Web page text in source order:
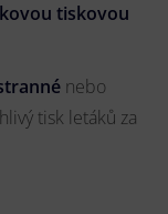
tiskovou
nebo
tisk letáků za